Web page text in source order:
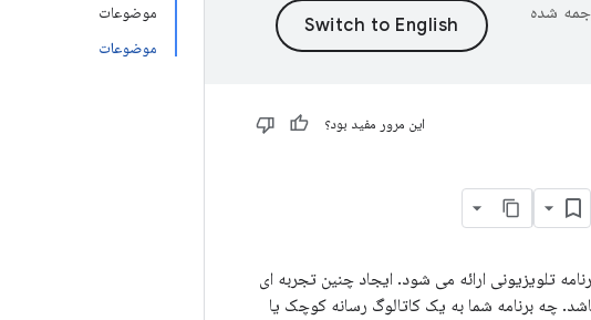
موضوعات
موضوعات
شده
این مرور مفید بود؟
تلویزیونی ارائه می شود. ایجاد چنین تجربه ای
چه برنامه شما به یک کاتالوگ رسانه کوچک یا